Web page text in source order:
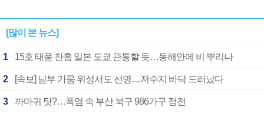
[많이 본 뉴스]
1 15호 태풍 찬홈 일본 도쿄 관통할 듯…동해안에 비 뿌리나
2 [속보] 남부 가뭄 위성서도 선명…저수지 바닥 드러났다
3 까마귀 탓?…폭염 속 부산 북구 986가구 정전